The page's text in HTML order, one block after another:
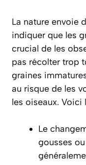
La nature envoie
indiquer que les
crucial de les
pas récolter trop
graines
au risque de les
les oiseaux.
Le
gousses